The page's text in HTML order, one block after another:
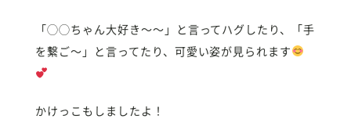
「◯◯ちゃん大好き〜〜」と言ってハグしたり、「手
を繋ご〜」と言ってたり、可愛い姿が見られます
かけっこもしましたよ！